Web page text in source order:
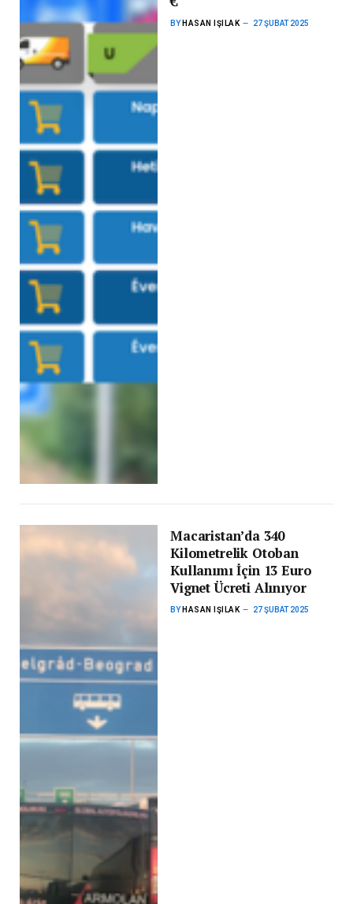
BY HASAN IŞILAK 27 ŞUBAT 2025
Macaristan’da 340
Kilometrelik Otoban
Kullanımı İçin 13 Euro
Vignet Ücreti Alınıyor
BY HASAN IŞILAK 27 ŞUBAT 2025